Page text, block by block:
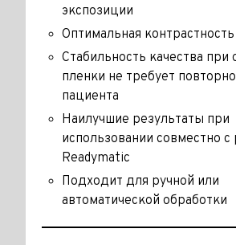
экспозиции
Оптимальная контрастность
Стабильность качества при
пленки не требует
пациента
Наилучшие результаты при
использовании совместно с
Readymatic
Подходит для ручной или
автоматической обработки